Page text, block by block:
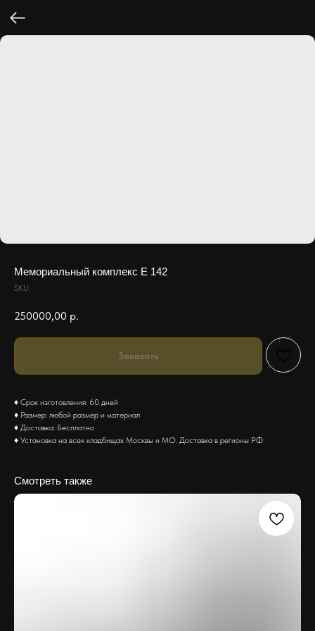
Мемориальный комплекс Е 142
SKU:
250000,00 р.
Заказать
♦ Срок изготовления: 60 дней
♦ Размер: любой размер и материал
♦ Доставка: Бесплатно
♦ Установка на всех кладбищах Москвы и МО. Доставка в регионы РФ.
Смотреть также